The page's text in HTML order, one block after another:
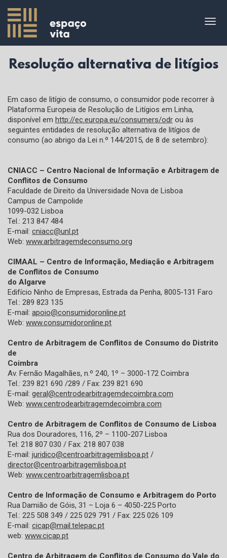
content
Resolução alternativa de litígios
Em caso de litígio de consumo, o consumidor pode recorrer à
Plataforma Europeia de Resolução de Litígios em Linha,
disponível em http://ec.europa.eu/consumers/odr ou às
seguintes entidades de resolução alternativa de litígios de
consumo (ao abrigo da Lei n.º 144/2015, de 8 de setembro):
CNIACC – Centro Nacional de Informação e Arbitragem de
Conflitos de Consumo
Faculdade de Direito da Universidade Nova de Lisboa
Campus de Campolide
1099-032 Lisboa
Tel.: 213 847 484
E-mail: cniacc@unl.pt
Web: www.arbitragemdeconsumo.org
CIMAAL – Centro de Informação, Mediação e Arbitragem
de Conflitos de Consumo
do Algarve
Edifício Ninho de Empresas, Estrada da Penha, 8005-131 Faro
Tel.: 289 823 135
E-mail: apoio@consumidoronline.pt
Web: www.consumidoronline.pt
Centro de Arbitragem de Conflitos de Consumo do Distrito
de
Coimbra
Av. Fernão Magalhães, n.º 240, 1º – 3000-172 Coimbra
Tel.: 239 821 690 /289 / Fax: 239 821 690
E-mail: geral@centrodearbitragemdecoimbra.com
Web: www.centrodearbitragemdecoimbra.com
Centro de Arbitragem de Conflitos de Consumo de Lisboa
Rua dos Douradores, 116, 2º – 1100-207 Lisboa
Tel: 218 807 030 / Fax: 218 807 038
E-mail: juridico@centroarbitragemlisboa.pt /
director@centroarbitragemlisboa.pt
Web: www.centroarbitragemlisboa.pt
Centro de Informação de Consumo e Arbitragem do Porto
Rua Damião de Góis, 31 – Loja 6 – 4050-225 Porto
Tel.: 225 508 349 / 225 029 791 / Fax: 225 026 109
E-mail: cicap@mail.telepac.pt
web: www.cicap.pt
Centro de Arbitragem de Conflitos de Consumo do Vale do